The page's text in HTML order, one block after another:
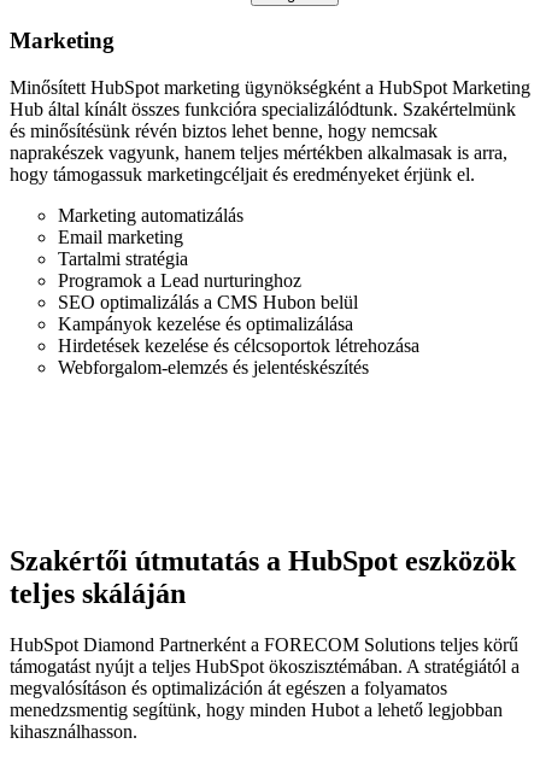
Marketing
Minősített HubSpot marketing ügynökségként a HubSpot Marketing
Hub által kínált összes funkcióra specializálódtunk. Szakértelmünk
és minősítésünk révén biztos lehet benne, hogy nemcsak
naprakészek vagyunk, hanem teljes mértékben alkalmasak is arra,
hogy támogassuk marketingcéljait és eredményeket érjünk el.
Marketing automatizálás
Email marketing
Tartalmi stratégia
Programok a Lead nurturinghoz
SEO optimalizálás a CMS Hubon belül
Kampányok kezelése és optimalizálása
Hirdetések kezelése és célcsoportok létrehozása
Webforgalom-elemzés és jelentéskészítés
Szakértői útmutatás a HubSpot eszközök
teljes skáláján
HubSpot Diamond Partnerként a FORECOM Solutions teljes körű
támogatást nyújt a teljes HubSpot ökoszisztémában. A stratégiától a
megvalósításon és optimalizáción át egészen a folyamatos
menedzsmentig segítünk, hogy minden Hubot a lehető legjobban
kihasználhasson.